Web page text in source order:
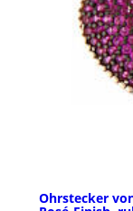
Ohrstecker